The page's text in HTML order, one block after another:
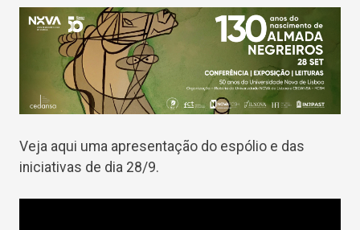
Veja aqui uma apresentação do espólio e das
iniciativas de dia 28/9.